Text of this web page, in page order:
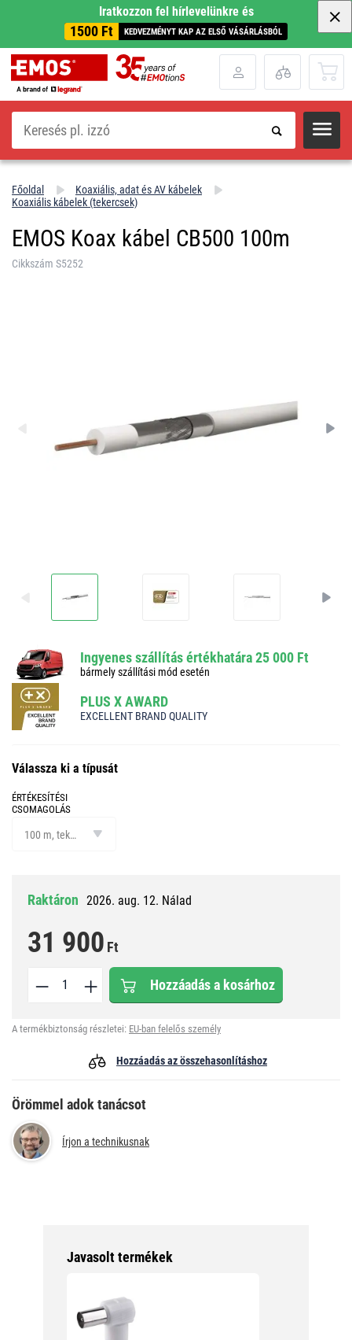
Iratkozzon fel hírlevelünkre és
1500 Ft KEDVEZMÉNYT KAP AZ ELSŐ VÁSÁRLÁSBÓL
Keresés
Főoldal
Koaxiális, adat és AV kábelek
Koaxiális kábelek (tekercsek)
EMOS Koax kábel CB500 100m
Cikkszám S5252
Ingyenes szállítás értékhatára 25 000 Ft
bármely szállítási mód esetén
PLUS X AWARD
EXCELLENT BRAND QUALITY
Válassza ki a típusát
ÉRTÉKESÍTÉSI
CSOMAGOLÁS
csomagolás
100 m, tekercs
Raktáron 2026. aug. 12. Nálad
31 900 Ft
Hozzáadás a kosárhoz
A termékbiztonság részletei: EU-ban felelős személy
Hozzáadás az összehasonlításhoz
Örömmel adok tanácsot
Írjon a technikusnak
Javasolt termékek